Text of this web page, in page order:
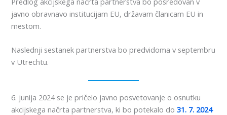
javno obravnavo institucijam EU, državam članicam EU in
mestom.
Naslednji sestanek partnerstva bo predvidoma v septembru
v Utrechtu.
6. junija 2024 se je pričelo javno posvetovanje o osnutku
akcijskega načrta partnerstva, ki bo potekalo do31. 7. 2024